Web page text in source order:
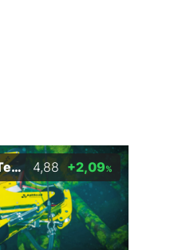
Plc 4,88 +2,09%